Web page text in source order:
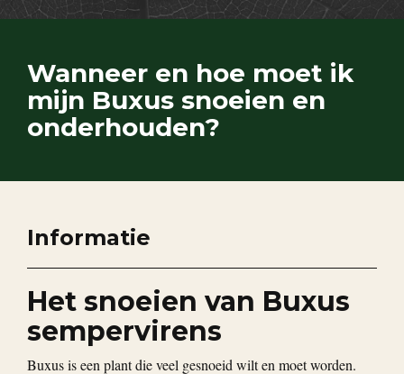
Wanneer en hoe moet ik
mijn Buxus snoeien en
onderhouden?
Informatie
Het snoeien van Buxus
sempervirens
Buxus is een plant die veel gesnoeid wilt en moet worden.